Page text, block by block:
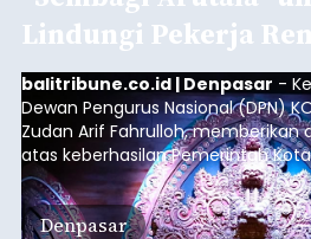
Lindungi Pekerja
balitribune.co.id | Denpasar -
Dewan Pengurus Nasional (DPN)
Zudan Arif Fahrulloh, memberikan
atas keberhasilan Pemerintah
dan KORPRI Kota Denpasar dalam
mengimplementasikan program
kepedulian sosial bertajuk
Denpasar